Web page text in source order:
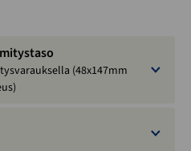
(48x147mm